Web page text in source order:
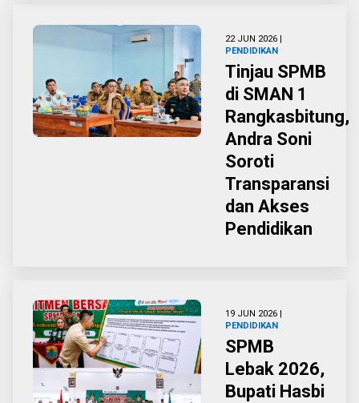
22 JUN 2026 |
PENDIDIKAN
Tinjau SPMB
di SMAN 1
Rangkasbitung,
Andra Soni
Soroti
Transparansi
dan Akses
Pendidikan
19 JUN 2026 |
PENDIDIKAN
SPMB
Lebak 2026,
Bupati Hasbi